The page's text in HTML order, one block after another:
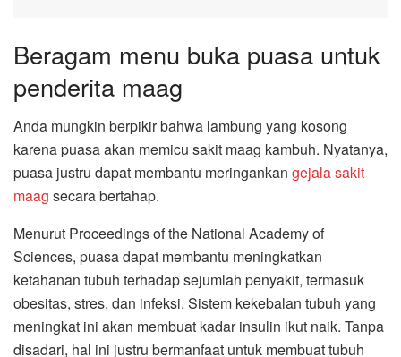
Beragam menu buka puasa untuk
penderita maag
Anda mungkin berpikir bahwa lambung yang kosong
karena puasa akan memicu sakit maag kambuh. Nyatanya,
puasa justru dapat membantu meringankan gejala sakit
maag secara bertahap.
Menurut Proceedings of the National Academy of
Sciences, puasa dapat membantu meningkatkan
ketahanan tubuh terhadap sejumlah penyakit, termasuk
obesitas, stres, dan infeksi. Sistem kekebalan tubuh yang
meningkat ini akan membuat kadar insulin ikut naik. Tanpa
disadari, hal ini justru bermanfaat untuk membuat tubuh